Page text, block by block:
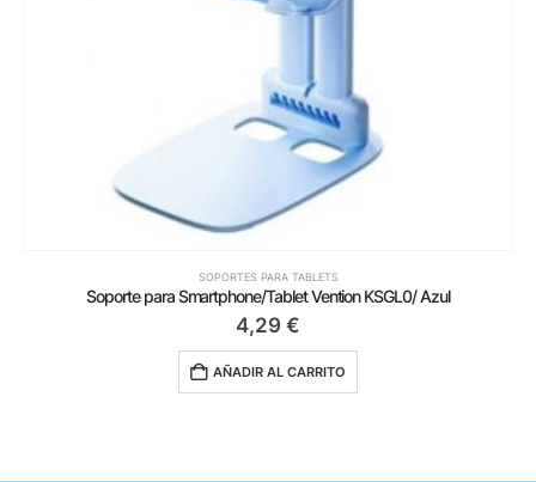
SOPORTES PARA TABLETS
Soporte para Smartphone/Tablet Vention KSGL0/ Azul
4,29 €
AÑADIR AL CARRITO